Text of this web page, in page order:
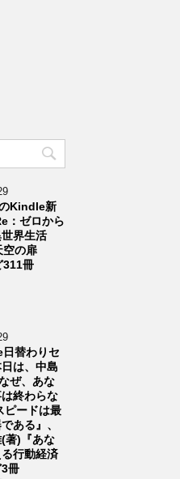
Kindle新
：ゼロから
界生活
空の扉
311冊
日替わりセ
は、中島
ぜ、あな
終わらな
ピードは最
ある』、
著)『あな
行動経済
冊